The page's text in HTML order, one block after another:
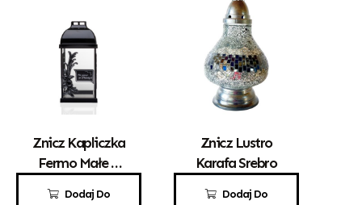
Dodaj Do
Znicz Kapliczka
Fermo Małe Z
55,00 zł
Dodaj Do
Znicz Lustro
Karafa Srebro
95,00 zł